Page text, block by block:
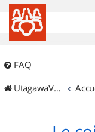
FAQ
UtagawaVTT (Randos VTT et VTTAE avec traces GPS)